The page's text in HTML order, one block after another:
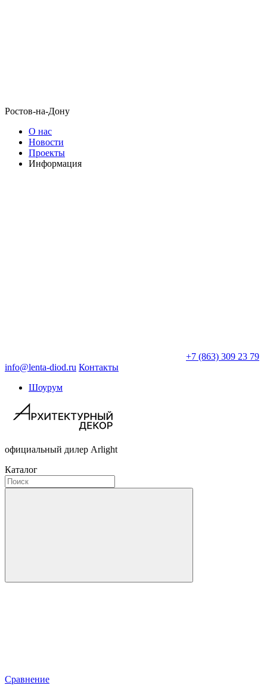
Ростов-на-Дону
О нас
Новости
Проекты
Информация
+7 (863) 309 23 79
info@lenta-diod.ru Контакты
Шоурум
официальный дилер Arlight
Каталог
Сравнение